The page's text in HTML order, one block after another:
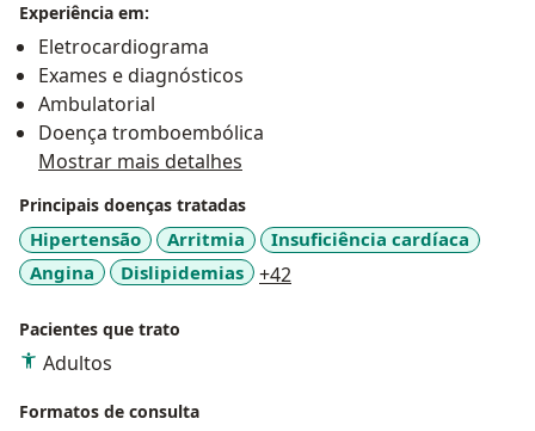
Médica pela Faculdade Unimed e pela TPMED
-2024/2025 -Pós-Graduado em Direito Médico e da
Saúde pela PUC-PR - 2024/2025
Experiência em:
Eletrocardiograma
Exames e diagnósticos
Ambulatorial
Doença tromboembólica
Mostrar mais detalhes
Principais doenças tratadas
Hipertensão Arritmia
Insuficiência cardíaca
Angina
Dislipidemias +42
Pacientes que trato
Adultos
Formatos de consulta